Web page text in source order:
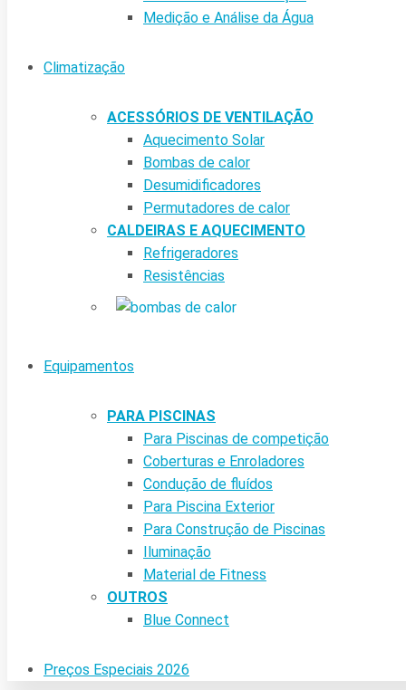
Medição e Análise da Água
Climatização
ACESSÓRIOS DE VENTILAÇÃO
Aquecimento Solar
Bombas de calor
Desumidificadores
Permutadores de calor
CALDEIRAS E AQUECIMENTO
Refrigeradores
Resistências
Equipamentos
PARA PISCINAS
Para Piscinas de competição
Coberturas e Enroladores
Condução de fluídos
Para Piscina Exterior
Para Construção de Piscinas
Iluminação
Material de Fitness
OUTROS
Blue Connect
Preços Especiais 2026